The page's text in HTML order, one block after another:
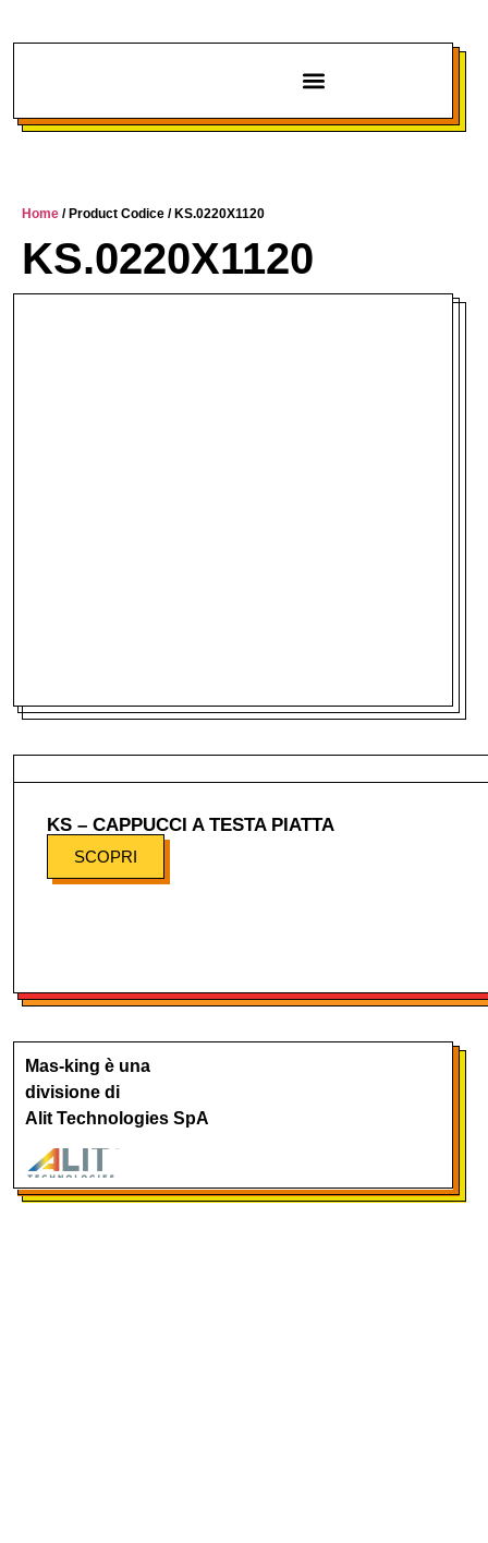
Home / Product Codice / KS.0220X1120
KS.0220X1120
KS – CAPPUCCI A TESTA PIATTA
SCOPRI
Mas-king è una
divisione di
Alit Technologies SpA